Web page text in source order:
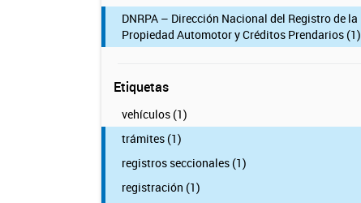
DNRPA – Dirección Nacional del Registro de la
Propiedad Automotor y Créditos Prendarios (1)
Etiquetas
vehículos (1)
trámites (1)
registros seccionales (1)
registración (1)